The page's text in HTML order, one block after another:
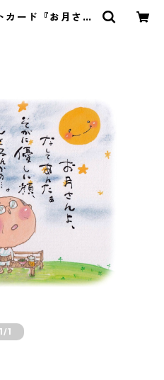
カード『お月さん
1/1